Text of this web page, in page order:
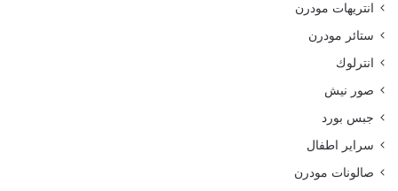
انتريهات مودرن
ستائر مودرن
انترلوك
صور نيش
جبس بورد
سراير اطفال
صالونات مودرن